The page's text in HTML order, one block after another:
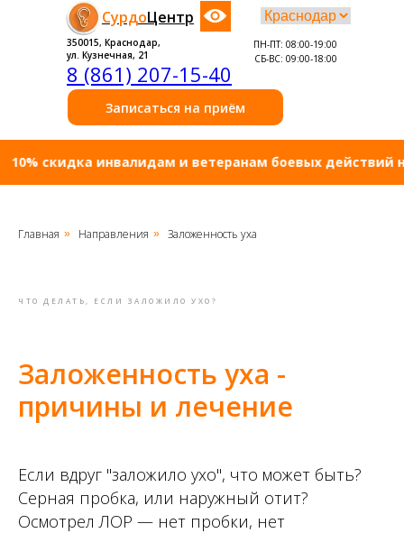
8 (861) 207-15-40
СурдоЦентр
350015, Краснодар,
ул. Кузнечная, 21
ПН-ПТ: 08:00-19:00
СБ-ВС: 09:00-18:00
Записаться на приём
инвалидам и ветеранам боевых действий на
Главная » Направления » Заложенность уха
ЧТО ДЕЛАТЬ, ЕСЛИ ЗАЛОЖИЛО УХО?
Заложенность уха -
причины и лечение
Если вдруг "заложило ухо", что может быть?
Серная пробка, или наружный отит?
Осмотрел ЛОР — нет пробки, нет